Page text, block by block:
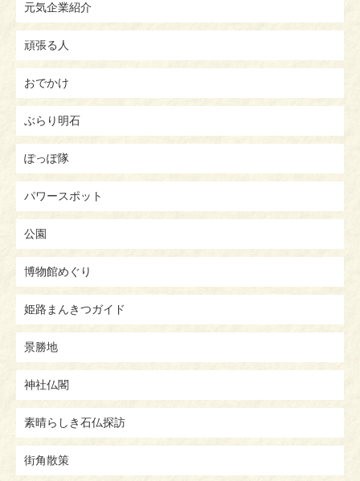
元気企業紹介
頑張る人
おでかけ
ぶらり明石
ぽっぽ隊
パワースポット
公園
博物館めぐり
姫路まんきつガイド
景勝地
神社仏閣
素晴らしき石仏探訪
街角散策